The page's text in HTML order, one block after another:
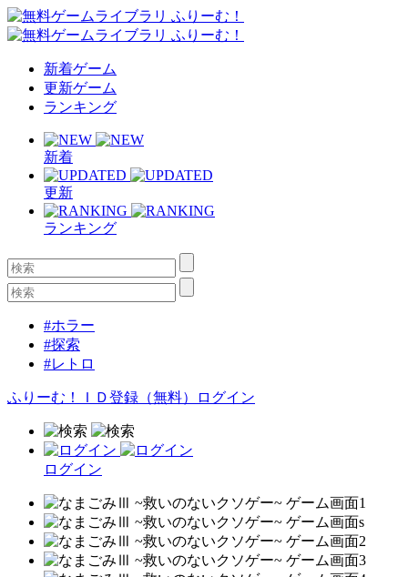
新着ゲーム
更新ゲーム
ランキング
新着
更新
ランキング
#ホラー
#探索
#レトロ
ふりーむ！ＩＤ登録（無料） ログイン
ログイン